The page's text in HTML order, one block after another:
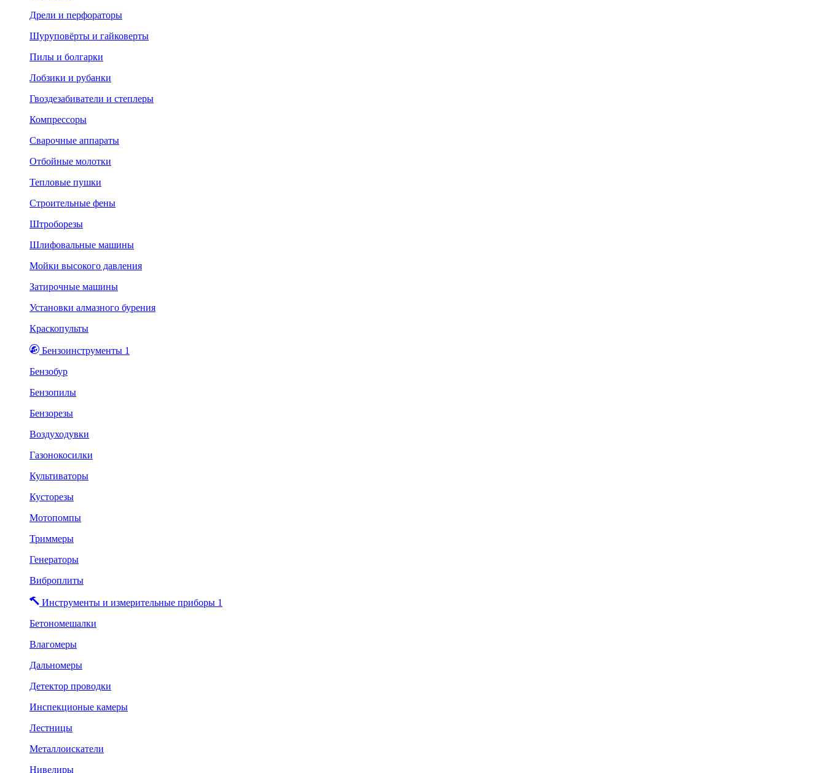
Дрели и перфораторы
Шуруповёрты и гайковерты
Пилы и болгарки
Лобзики и рубанки
Гвоздезабиватели и степлеры
Компрессоры
Сварочные аппараты
Отбойные молотки
Тепловые пушки
Строительные фены
Штроборезы
Шлифовальные машины
Мойки высокого давления
Затирочные машины
Установки алмазного бурения
Краскопульты
Бензоинструменты 1
Бензобур
Бензопилы
Бензорезы
Воздуходувки
Газонокосилки
Культиваторы
Кусторезы
Мотопомпы
Триммеры
Генераторы
Виброплиты
Инструменты и измерительные приборы 1
Бетономешалки
Влагомеры
Дальномеры
Детектор проводки
Инспекционые камеры
Лестницы
Металлоискатели
Нивелиры